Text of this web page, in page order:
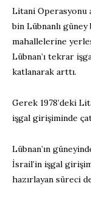
Litani Operasyonu
bin Lübnanlı
mahallelerine
Lübnan’ı tekrar
katlanarak arttı.
Gerek 1978’deki
işgal girişiminde
Lübnan’ın
İsrail’in işgal
hazırlayan süreci